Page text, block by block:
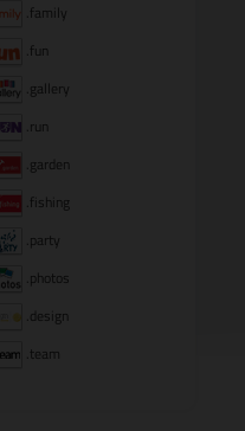
.family
.fun
.gallery
.run
.garden
.fishing
.party
.photos
.design
.team